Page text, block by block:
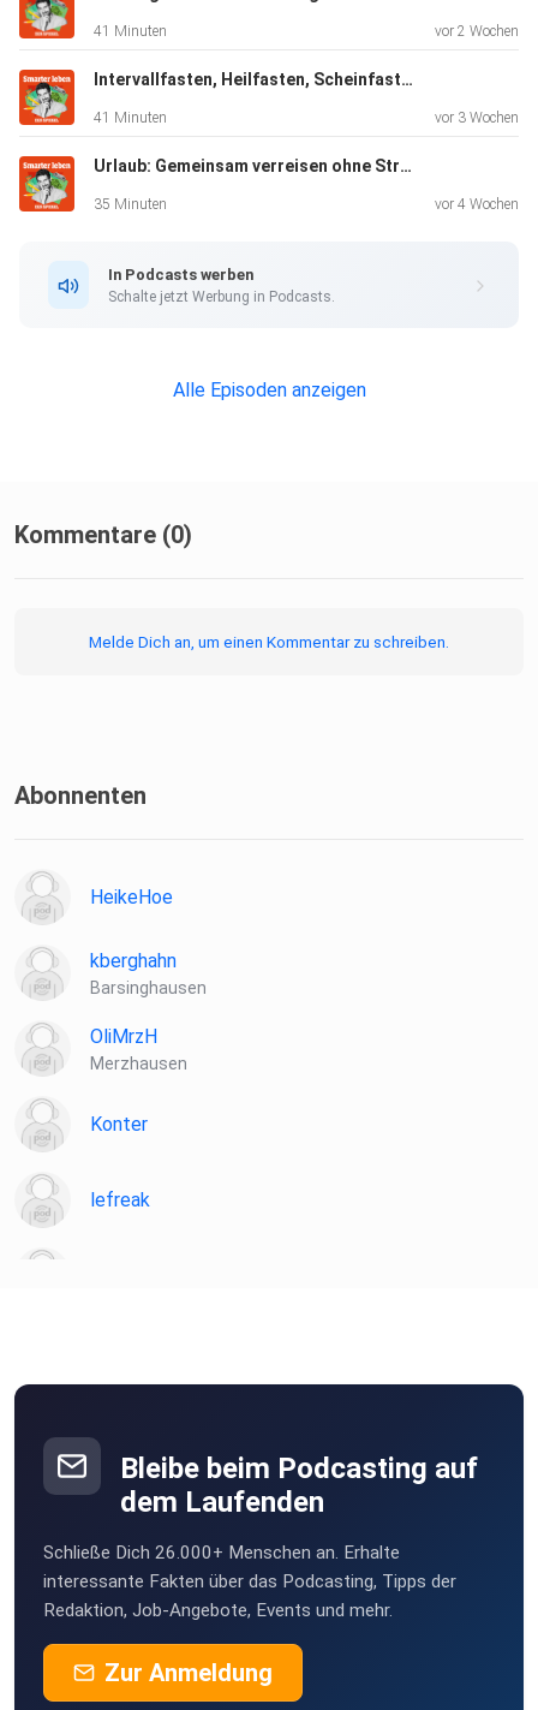
Hier geht es zu unserem SPIEGEL Shop.
Alle Newsletter vom SPIEGEL finden Sie hier.
41 Minuten vor 2 Wochen
Intervallfasten, Heilfasten, Scheinfasten: Welche Methode passt zu mir? (Mit Andreas Michalsen)
41 Minuten vor 3 Wochen
Urlaub: Gemeinsam verreisen ohne Stress (Mit Jochen Schliemann)
35 Minuten vor 4 Wochen
In Podcasts werben
Schalte jetzt Werbung in Podcasts.
Alle Episoden anzeigen
Kommentare (0)
Melde Dich an, um einen Kommentar zu schreiben.
Abonnenten
HeikeHoe
kberghahn
Barsinghausen
OliMrzH
Merzhausen
Konter
lefreak
Mesner
Berlin
StefanieBG
Buddel003
Dortmund
Bleibe beim Podcasting auf
dem Laufenden
Schließe Dich 26.000+ Menschen an. Erhalte
interessante Fakten über das Podcasting, Tipps der
Redaktion, Job-Angebote, Events und mehr.
Zur Anmeldung